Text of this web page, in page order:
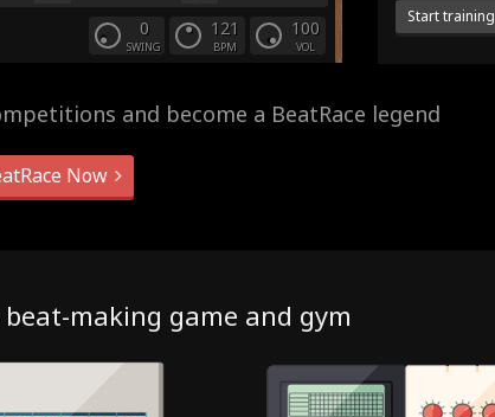
100
VOL
121
BPM
0
SWING
Start training
and become a BeatRace legend
Now
beat-making game and gym